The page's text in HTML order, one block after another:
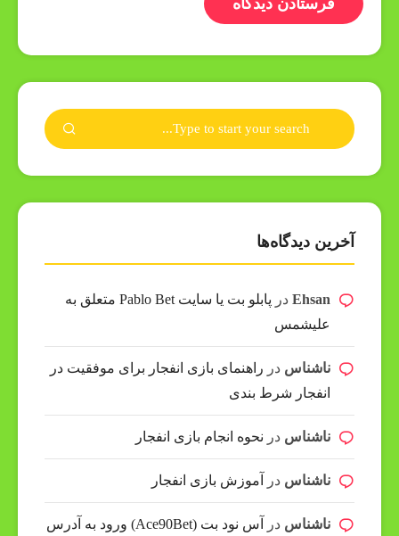
آخرین دیدگاه‌ها
Ehsan در
پابلو بت یا سایت Pablo Bet متعلق به
علیشمس
ناشناس در راهنمای بازی انفجار برای موفقیت در
انفجار شرط بندی
ناشناس در نحوه انجام بازی انفجار
ناشناس در آموزش بازی انفجار
ناشناس در
آس نود بت (Ace90Bet) ورود به آدرس